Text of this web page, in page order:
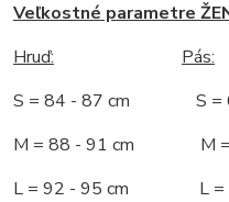
Veľkostné parametre
Hruď:
Pás:
S = 84 - 87 cm S =
M = 88 - 91 cm M =
L = 92 - 95 cm L =